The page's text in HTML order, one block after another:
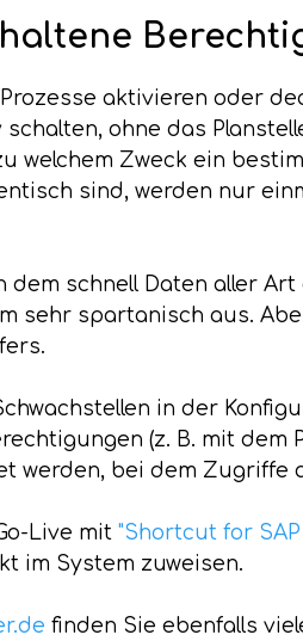
aktivieren oder
schalten, ohne das
welchem Zweck ein
sind, werden nur
dem schnell Daten aller
sehr spartanisch aus.
in der
(z. B. mit dem
werden, bei dem Zugriffe
Live mit "Shortcut for
im System zuweisen.
finden Sie ebenfalls